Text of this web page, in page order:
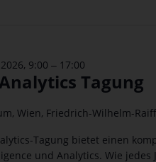
9:00 – 17:00
Tagung
Wien, Friedrich-Wilhelm-
Tagung bietet einen
und Analytics. Wie